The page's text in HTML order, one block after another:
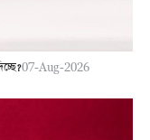
07-Aug-2026